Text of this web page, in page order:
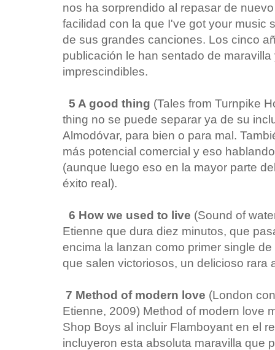
nos ha sorprendido al repasar de
facilidad con la que I've got your music
de sus grandes canciones. Los cinco
publicación le han sentado de
imprescindibles.
5 A good thing (Tales from Turnpike
thing no se puede separar ya de su
Almodóvar, para bien o para mal.
más potencial comercial y eso
(aunque luego eso en la mayor parte
éxito real).
6 How we used to live (Sound of
Etienne que dura diez minutos, que
encima la lanzan como primer single
que salen victoriosos, un delicioso rara
7 Method of modern love (London
Etienne, 2009) Method of modern love
Shop Boys al incluir Flamboyant en el
incluyeron esta absoluta maravilla que